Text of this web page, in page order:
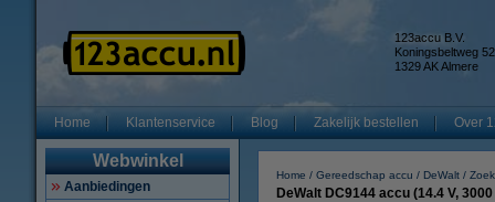
123accu B.V.
Koningsbeltweg 52
1329 AK Almere
Home Klantenservice Blog Zakelijk bestellen Over
Webwinkel
Aanbiedingen
Home Gereedschap accu DeWalt
DeWalt DC9144 accu (14.4 V,